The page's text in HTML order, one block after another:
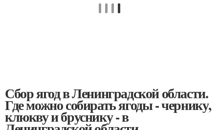
Сбор ягод в Ленинградской области.
Где можно собирать ягоды - чернику,
клюкву и бруснику - в